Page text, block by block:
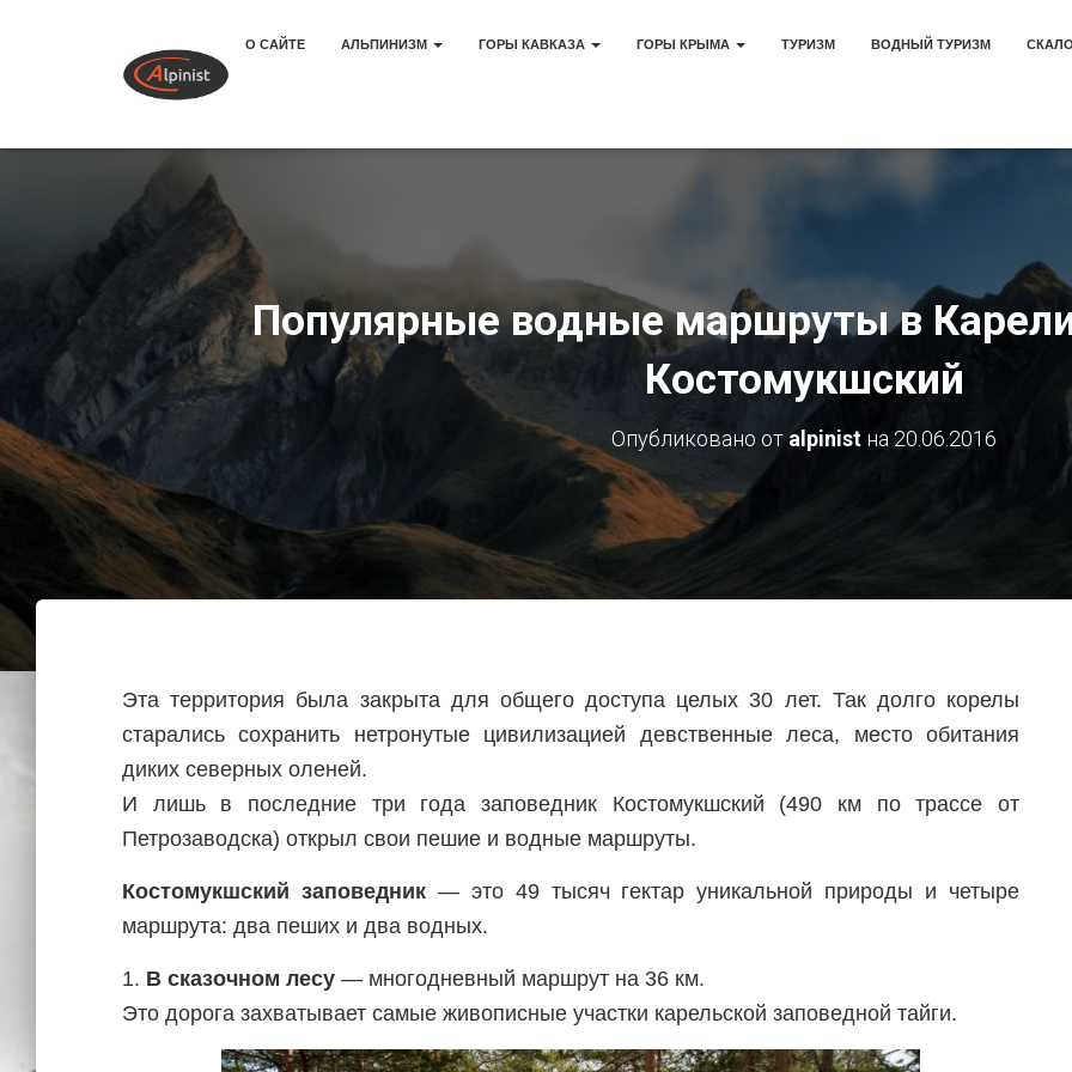
О САЙТЕ АЛЬПИНИЗМ ГОРЫ КАВКАЗА ГОРЫ КРЫМА ТУРИЗМ ВОДНЫЙ ТУРИЗМ
Популярные водные маршруты в
Костомукшский
Опубликовано отalpinist на 20.06.2016
Эта территория была закрыта для общего доступа целых 30 лет. Так долго корелы
старались сохранить нетронутые цивилизацией девственные леса, место обитания
диких северных оленей.
И лишь в последние три года заповедник Костомукшский (490 км по трассе от
Петрозаводска) открыл свои пешие и водные маршруты.
Костомукшский заповедник— это 49 тысяч гектар уникальной природы и четыре
маршрута: два пеших и два водных.
1. В сказочном лесу — многодневный маршрут на 36 км.
Это дорога захватывает самые живописные участки карельской заповедной тайги.